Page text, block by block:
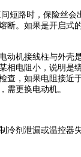
短路时，保险丝会
断。如果是开启式
动机接线柱与外壳
相电阻小，说明是
查，如果电阻接近
需更换电动机。
冷剂泄漏或温控器